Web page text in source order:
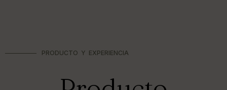
PRODUCTO Y EXPERIENCIA